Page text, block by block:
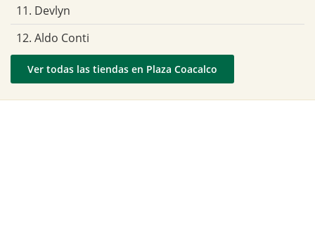
11. Devlyn
12. Aldo Conti
Ver todas las tiendas en Plaza Coacalco